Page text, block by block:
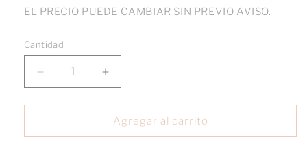
EL PRECIO PUEDE CAMBIAR SIN PREVIO AVISO.
Cantidad
Reducir
cantidad
para
Flecha
Aumentar
cantidad
para
Broquel
Flecha
Agregar al carrito